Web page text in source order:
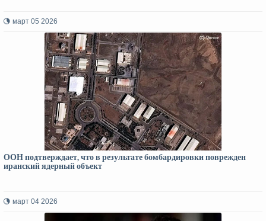
март 05 2026
ООН подтверждает, что в результате бомбардировки поврежден
иранский ядерный объект
март 04 2026